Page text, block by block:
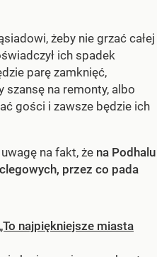
żeby nie grzać całej
ich spadek
parę zamknięć,
szansę na remonty, albo
gości i zawsze będzie ich
na fakt, że na Podhalu
przez co pada
najpiękniejsze miasta